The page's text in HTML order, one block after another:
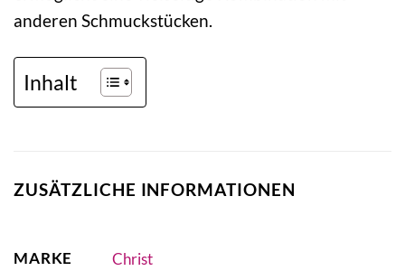
anderen Schmuckstücken.
Inhalt
ZUSÄTZLICHE INFORMATIONEN
MARKE Christ